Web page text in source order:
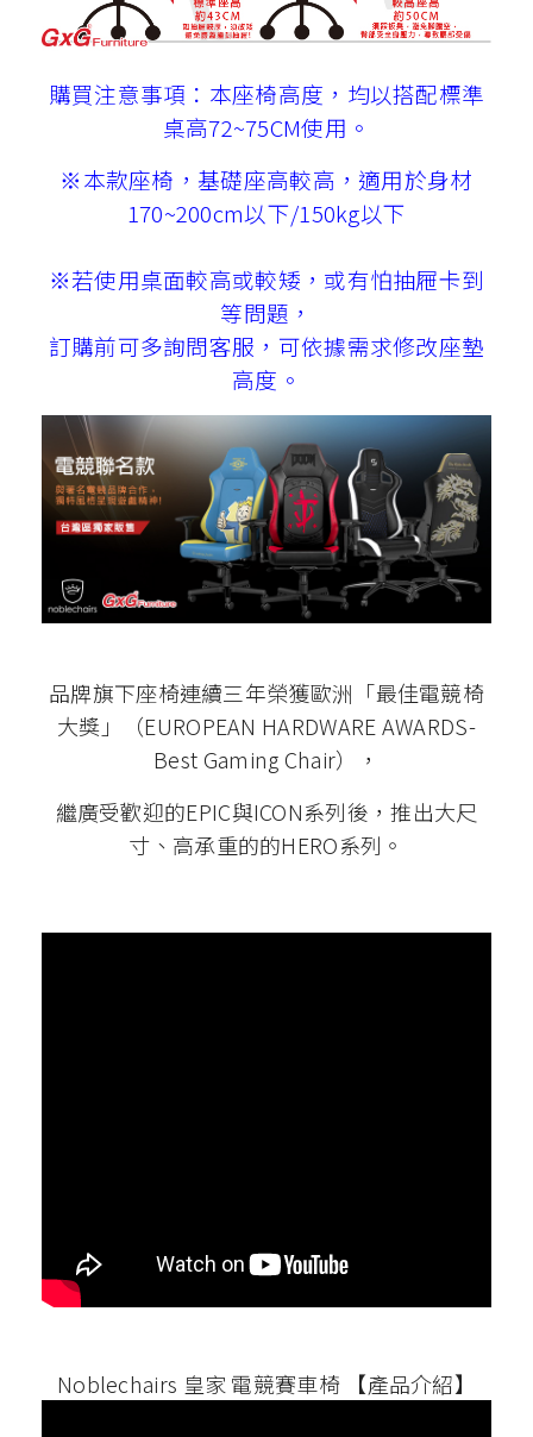
購買注意事項：本座椅高度，均以搭配標準
桌高72~75CM使用。
※本款座椅，基礎座高較高，適用於身材
170~200cm以下/150kg以下
※若使用桌面較高或較矮，或有怕抽屜卡到
等問題，
訂購前可多詢問客服，可依據需求修改座墊
高度。
品牌旗下座椅連續三年榮獲歐洲「最佳電競椅
大獎」（EUROPEAN HARDWARE AWARDS-
Best Gaming Chair），
繼廣受歡迎的EPIC與ICON系列後，推出大尺
寸、高承重的的HERO系列。
Noblechairs 皇家 電競賽車椅 【產品介紹】